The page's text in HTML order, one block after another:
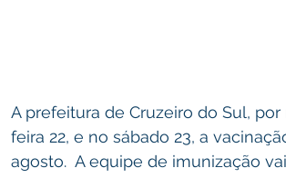
A prefeitura de Cruzeiro do Sul,
feira 22, e no sábado 23, a
agosto.  A equipe de imunização